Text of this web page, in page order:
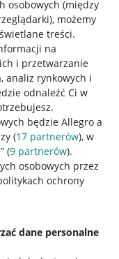
osobowych (między
, możemy
treści.
na
i przetwarzanie
analiz rynkowych i
odnaleźć Ci w
będzie Allegro a
(17 partnerów), w
(9 partnerów).
osobowych przez
ochrony
dane personalne